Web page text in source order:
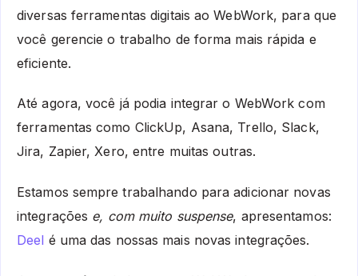
diversas ferramentas digitais ao WebWork, para que
você gerencie o trabalho de forma mais rápida e
eficiente.
Até agora, você já podia integrar o WebWork com
ferramentas como ClickUp, Asana, Trello, Slack,
Jira, Zapier, Xero, entre muitas outras.
Estamos sempre trabalhando para adicionar novas
integrações e, com muito suspense, apresentamos:
Deel é uma das nossas mais novas integrações.